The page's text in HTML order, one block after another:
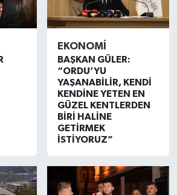
EKONOMİ
BAŞKAN GÜLER:
“ORDU’YU
YAŞANABİLİR, KENDİ
KENDİNE YETEN EN
GÜZEL KENTLERDEN
BİRİ HALİNE
GETİRMEK
İSTİYORUZ”